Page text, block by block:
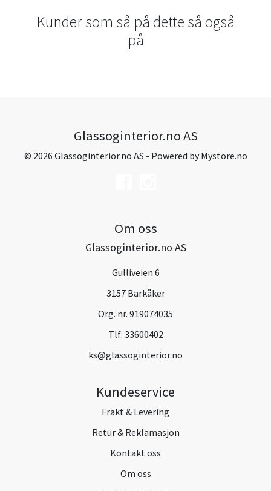
Kunder som så på dette så også
på
Glassoginterior.no AS
© 2026 Glassoginterior.no AS - Powered byMystore.no
Om oss
Glassoginterior.no AS
Gulliveien 6
3157 Barkåker
Org. nr. 919074035
Tlf: 33600402
ks@glassoginterior.no
Kundeservice
Frakt & Levering
Retur & Reklamasjon
Kontakt oss
Om oss